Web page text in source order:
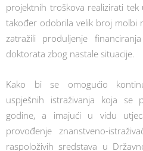
projektnih troškova realizirati
također odobrila velik broj
zatražili produljenje
doktorata zbog nastale situacije.
Kako bi se omogućio
uspješnih istraživanja koja se
godine, a imajući u vidu
provođenje znanstveno-
raspoloživih sredstava u